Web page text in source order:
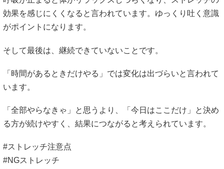
効果を感じにくくなると言われています。ゆっくり吐く意識
がポイントになります。
そして最後は、継続できていないことです。
「時間があるときだけやる」では変化は出づらいと言われて
います。
「全部やらなきゃ」と思うより、「今日はここだけ」と決め
る方が続けやすく、結果につながると考えられています。
#ストレッチ注意点
#NGストレッチ